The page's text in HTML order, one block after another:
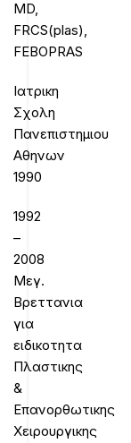
MD,
FRCS(plas),
FEBOPRAS
Ιατρικη
Σχολη
Πανεπιστημιου
Αθηνων
1990
1992
–
2008
Μεγ.
Βρεττανια
για
ειδικοτητα
Πλαστικης
&
Επανορθωτικης
Χειρουργικης